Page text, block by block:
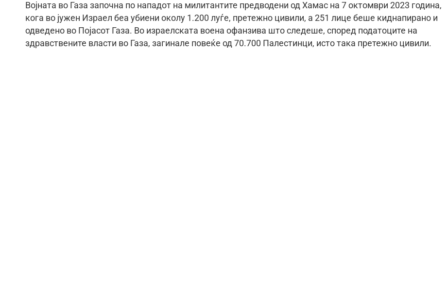
Војната во Газа започна по нападот на милитантите предводени од Хамас на 7 октомври 2023 година,
кога во јужен Израел беа убиени околу 1.200 луѓе, претежно цивили, а 251 лице беше киднапирано и
одведено во Појасот Газа. Во израелската воена офанзива што следеше, според податоците на
здравствените власти во Газа, загинале повеќе од 70.700 Палестинци, исто така претежно цивили.